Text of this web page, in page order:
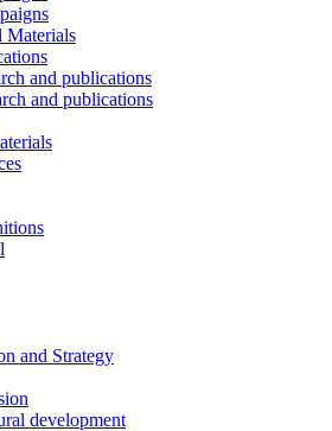
Materials
and publications
and publications
and Strategy
development